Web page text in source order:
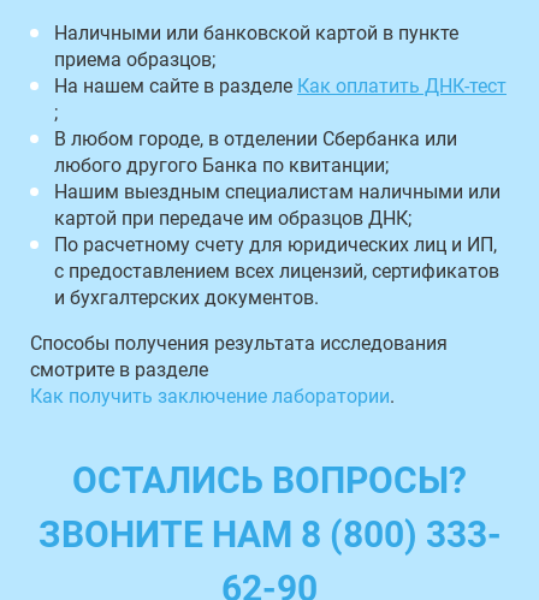
Наличными или банковской картой в пункте
приема образцов;
На нашем сайте в разделе Как оплатить ДНК-тест
;
В любом городе, в отделении Сбербанка или
любого другого Банка по квитанции;
Нашим выездным специалистам наличными или
картой при передаче им образцов ДНК;
По расчетному счету для юридических лиц и ИП,
с предоставлением всех лицензий, сертификатов
и бухгалтерских документов.
Способы получения результата исследования
смотрите в разделе
Как получить заключение лаборатории.
ОСТАЛИСЬ ВОПРОСЫ?
ЗВОНИТЕ НАМ 8 (800) 333-
62-90